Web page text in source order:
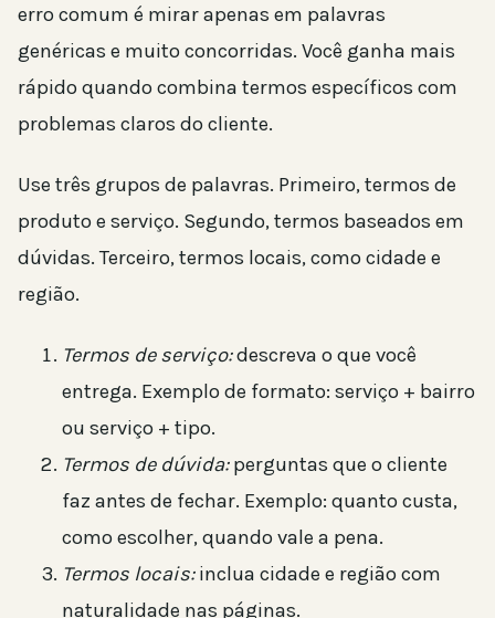
erro comum é mirar apenas em palavras
genéricas e muito concorridas. Você ganha mais
rápido quando combina termos específicos com
problemas claros do cliente.
Use três grupos de palavras. Primeiro, termos de
produto e serviço. Segundo, termos baseados em
dúvidas. Terceiro, termos locais, como cidade e
região.
Termos de serviço:descreva o que você
entrega. Exemplo de formato: serviço + bairro
ou serviço + tipo.
Termos de dúvida:perguntas que o cliente
faz antes de fechar. Exemplo: quanto custa,
como escolher, quando vale a pena.
Termos locais:inclua cidade e região com
naturalidade nas páginas.